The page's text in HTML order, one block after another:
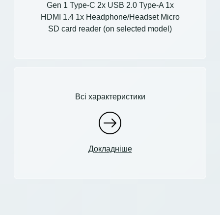
Gen 1 Type-C 2x USB 2.0 Type-A 1x
HDMI 1.4 1x Headphone/Headset Micro
SD card reader (on selected model)
Всі характеристики
Докладніше